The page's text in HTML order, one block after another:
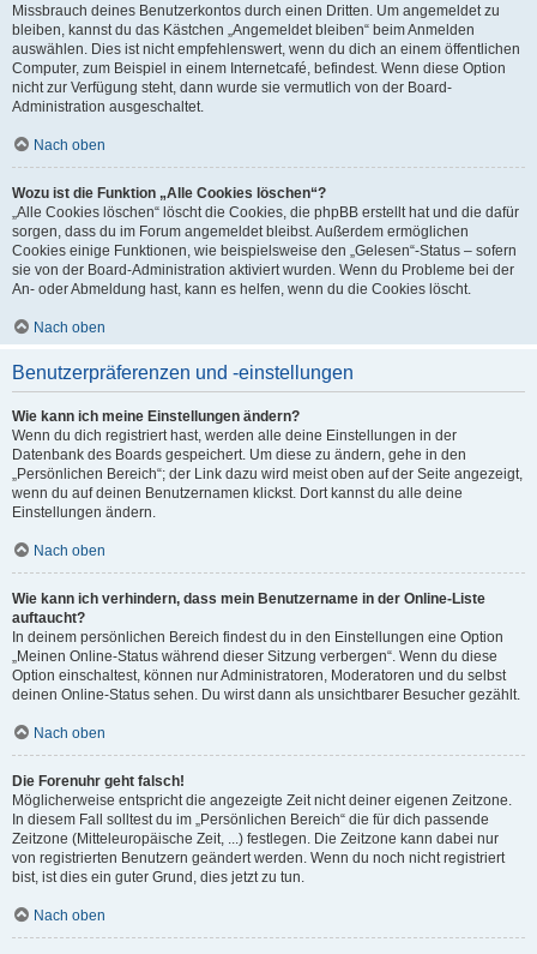
Missbrauch deines Benutzerkontos durch einen Dritten. Um angemeldet zu
bleiben, kannst du das Kästchen „Angemeldet bleiben“ beim Anmelden
auswählen. Dies ist nicht empfehlenswert, wenn du dich an einem öffentlichen
Computer, zum Beispiel in einem Internetcafé, befindest. Wenn diese Option
nicht zur Verfügung steht, dann wurde sie vermutlich von der Board-
Administration ausgeschaltet.
Nach oben
Wozu ist die Funktion „Alle Cookies löschen“?
„Alle Cookies löschen“ löscht die Cookies, die phpBB erstellt hat und die dafür
sorgen, dass du im Forum angemeldet bleibst. Außerdem ermöglichen
Cookies einige Funktionen, wie beispielsweise den „Gelesen“-Status – sofern
sie von der Board-Administration aktiviert wurden. Wenn du Probleme bei der
An- oder Abmeldung hast, kann es helfen, wenn du die Cookies löscht.
Nach oben
Benutzerpräferenzen und -einstellungen
Wie kann ich meine Einstellungen ändern?
Wenn du dich registriert hast, werden alle deine Einstellungen in der
Datenbank des Boards gespeichert. Um diese zu ändern, gehe in den
„Persönlichen Bereich“; der Link dazu wird meist oben auf der Seite angezeigt,
wenn du auf deinen Benutzernamen klickst. Dort kannst du alle deine
Einstellungen ändern.
Nach oben
Wie kann ich verhindern, dass mein Benutzername in der Online-Liste
auftaucht?
In deinem persönlichen Bereich findest du in den Einstellungen eine Option
„Meinen Online-Status während dieser Sitzung verbergen“. Wenn du diese
Option einschaltest, können nur Administratoren, Moderatoren und du selbst
deinen Online-Status sehen. Du wirst dann als unsichtbarer Besucher gezählt.
Nach oben
Die Forenuhr geht falsch!
Möglicherweise entspricht die angezeigte Zeit nicht deiner eigenen Zeitzone.
In diesem Fall solltest du im „Persönlichen Bereich“ die für dich passende
Zeitzone (Mitteleuropäische Zeit, ...) festlegen. Die Zeitzone kann dabei nur
von registrierten Benutzern geändert werden. Wenn du noch nicht registriert
bist, ist dies ein guter Grund, dies jetzt zu tun.
Nach oben